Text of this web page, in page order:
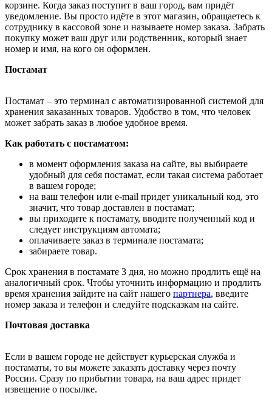
корзине. Когда заказ поступит в ваш город, вам придёт
уведомление. Вы просто идёте в этот магазин, обращаетесь к
сотруднику в кассовой зоне и называете номер заказа. Забрать
покупку может ваш друг или родственник, который знает
номер и имя, на кого он оформлен.
Постамат
Постамат – это терминал с автоматизированной системой для
хранения заказанных товаров. Удобство в том, что человек
может забрать заказ в любое удобное время.
Как работать с постаматом:
в момент оформления заказа на сайте, вы выбираете
удобный для себя постамат, если такая система работает
в вашем городе;
на ваш телефон или e-mail придет уникальный код, это
значит, что товар доставлен в постамат;
вы приходите к постамату, вводите полученный код и
следует инструкциям автомата;
оплачиваете заказ в терминале постамата;
забираете товар.
Срок хранения в постамате 3 дня, но можно продлить ещё на
аналогичный срок. Чтобы уточнить информацию и продлить
время хранения зайдите на сайт нашего партнера, введите
номер заказа и телефон и следуйте подсказкам на сайте.
Почтовая доставка
Если в вашем городе не действует курьерская служба и
постаматы, то вы можете заказать доставку через почту
России. Сразу по прибытии товара, на ваш адрес придет
извещение о посылке.